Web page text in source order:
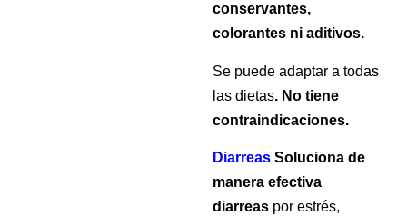
conservantes,
colorantes ni aditivos.
Se puede adaptar a todas
las dietas. No tiene
contraindicaciones.
Diarreas Soluciona de
manera efectiva
diarreas por estrés,